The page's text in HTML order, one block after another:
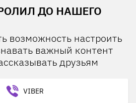
ДО НАШЕГО
возможность настроить
важный контент
друзьям
VIBER